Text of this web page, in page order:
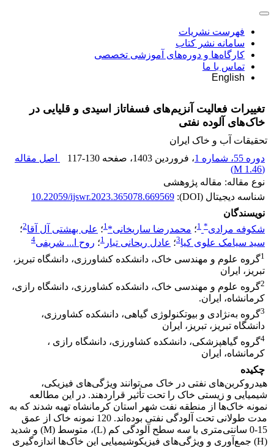
فهرست نشریات
سامانه نشر کتاب
کارگاه‌ها و دوره‌های آموزشی تخصصی
تماس با ما
English
تغییرات فعالیت آنزیم‌های فسفاتاز اسیدی و قلیایی در
خاک‌های آلوده نفتی
تحقیقات آب و خاک ایران
دوره 55، شماره 1
، فروردین 1403 ، صفحه 117-130
اصل مقاله
(
1.46 M
)
نوع مقاله: مقاله پژوهشی
شناسه دیجیتال (DOI):
10.22059/ijswr.2023.365078.669569
نویسندگان
شکوفه مرادی*
1؛ محمدرضا ساریخانی*1؛ علی بهشتی آل آقا2؛
سید سیامک علوی کیا3؛ عادل ریحانی تبار 1؛ روح ا... شریفی4
1گروه علوم و مهندسی خاک، دانشکده کشاورزی، دانشگاه تبریز،
تبریز، ایران
2گروه علوم و مهندسی خاک، دانشکده کشاورزی، دانشگاه رازی،
کرمانشاه، ایران.
3گروه به‌نژادی و بیوتکنولوژی گیاهی، دانشکده کشاورزی،
دانشگاه تبریز، تبریز، ایران
4گروه گیاهپزشکی، دانشکده کشاورزی، دانشگاه رازی ،
کرمانشاه، ایران
چکیده
هیدروکربن‌های نفتی در خاک می‌توانند ویژگی‌های فیزیکی،
شیمیایی و زیستی خاک را تحت تأثیر قراردهند. در این مطالعه
نمونه خاک‌ها از منطقه نفت شهر استان کرمانشاه تهیه شدند که به
مدت‌ طولانی تحت آلودگی نفتی بوده‌اند. 120 نمونه خاک از عمق
15-0 سانتی‌متری با سه سطح آلودگی کم (L)، متوسط (M) و شدید
(H) جمع‌آوری و ویژگی‌های فیزیکوشیمیایی این خاک‌ها اندازه‌گیری